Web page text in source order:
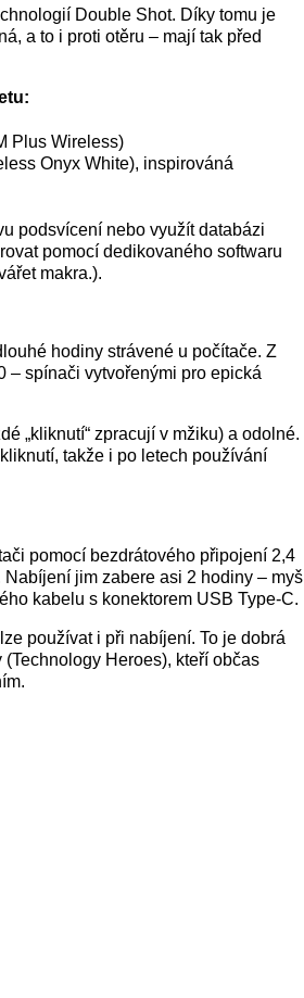
Double Shot. Díky tomu je
a to i proti otěru – mají tak před
Plus Wireless)
Onyx White), inspirováná
podsvícení nebo využít databázi
pomocí dedikovaného softwaru
makra.).
hodiny strávené u počítače. Z
– spínači vytvořenými pro epická
„kliknutí“ zpracují v mžiku) a odolné.
takže i po letech používání
pomocí bezdrátového připojení 2,4
jim zabere asi 2 hodiny – myš
kabelu s konektorem USB Type-C.
používat i při nabíjení. To je dobrá
Heroes), kteří občas